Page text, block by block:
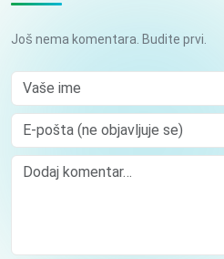
Još nema komentara. Budite prvi.
Vaše ime
E-pošta (ne objavljuje se)
Comment